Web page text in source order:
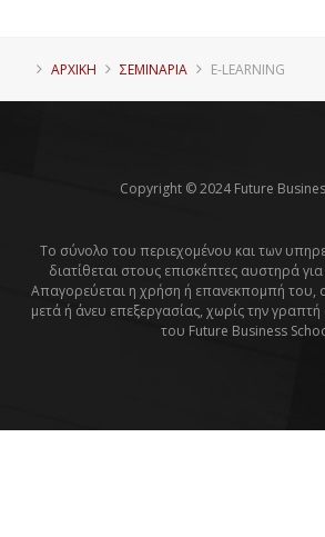
ΑΡΧΙΚΗ ΣΕΜΙΝΑΡΙΑ E-LEARNING
Copyright © 2024 Future
Το σύνολο του περιεχομένου και των
διατίθεται στους επισκέπτες αυστηρά
Απαγορεύεται η χρήση ή επανεκπομπή του,
μετά ή άνευ επεξεργασίας, χωρίς την
του Future Business